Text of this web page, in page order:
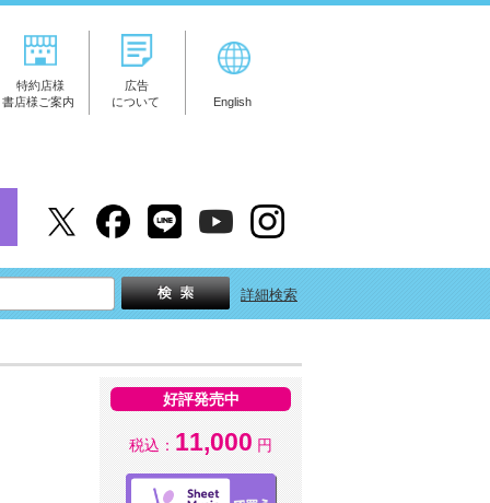
特約店様
書店様ご案内
広告
について
English
詳細検索
好評発売中
税込： 11,000 円